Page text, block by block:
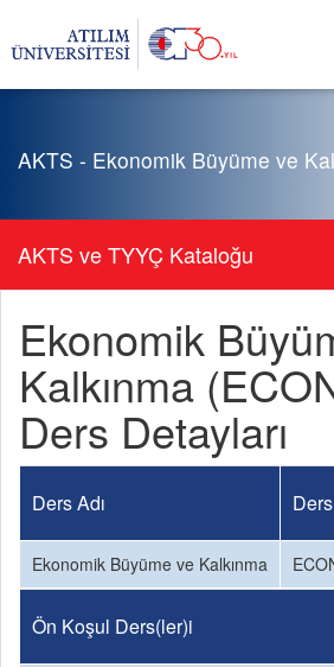
AKTS - Ekonomik Büyüme ve
AKTS ve TYYÇ Kataloğu
Ekonomik
Kalkınma
Ders Detayları
Ders Adı
Ekonomik Büyüme ve Kalkınma
Ön Koşul Ders(ler)i